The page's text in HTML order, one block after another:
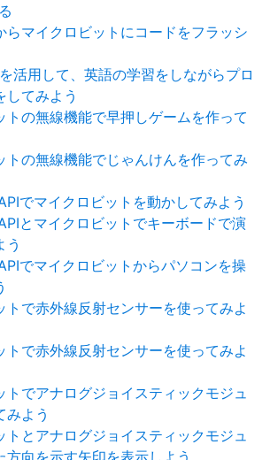
らマイクロビットにコードをフラッシ
活用して、英語の学習をしながらプロ
してみよう
トの無線機能で早押しゲームを作って
トの無線機能でじゃんけんを作ってみ
でマイクロビットを動かしてみよう
とマイクロビットでキーボードで演
う
でマイクロビットからパソコンを操
トで赤外線反射センサーを使ってみよ
トで赤外線反射センサーを使ってみよ
トでアナログジョイスティックモジュ
みよう
トとアナログジョイスティックモジュ